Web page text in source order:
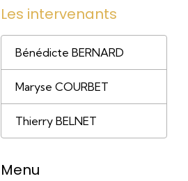
Les intervenants
Bénédicte BERNARD
Maryse COURBET
Thierry BELNET
Menu